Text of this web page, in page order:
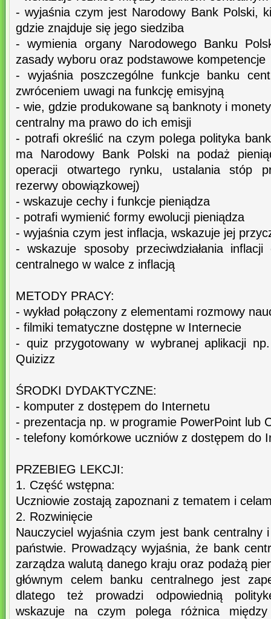
- wyjaśnia czym jest Narodowy Bank Polski,
gdzie znajduje się jego siedziba
- wymienia organy Narodowego Banku
zasady wyboru oraz podstawowe kompetencje
- wyjaśnia poszczególne funkcje banku
zwróceniem uwagi na funkcję emisyjną
- wie, gdzie produkowane są banknoty i
centralny ma prawo do ich emisji
- potrafi określić na czym polega polityka
ma Narodowy Bank Polski na podaż
operacji otwartego rynku, ustalania stóp
rezerwy obowiązkowej)
- wskazuje cechy i funkcje pieniądza
- potrafi wymienić formy ewolucji pieniądza
- wyjaśnia czym jest inflacja, wskazuje jej
- wskazuje sposoby przeciwdziałania
centralnego w walce z inflacją
METODY PRACY:
- wykład połączony z elementami rozmowy
- filmiki tematyczne dostępne w Internecie
- quiz przygotowany w wybranej aplikacji
Quizizz
ŚRODKI DYDAKTYCZNE:
- komputer z dostępem do Internetu
- prezentacja np. w programie PowerPoint lub
- telefony komórkowe uczniów z dostępem do
PRZEBIEG LEKCJI:
1. Część wstępna:
Uczniowie zostają zapoznani z tematem i
2. Rozwinięcie
Nauczyciel wyjaśnia czym jest bank centralny
państwie. Prowadzący wyjaśnia, że bank
zarządza walutą danego kraju oraz podażą
głównym celem banku centralnego jest
dlatego też prowadzi odpowiednią
wskazuje na czym polega różnica